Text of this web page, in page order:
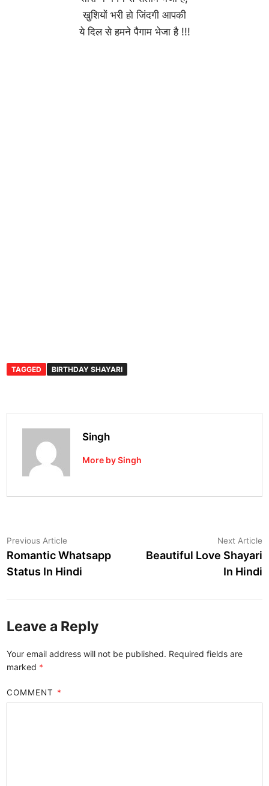
खुशियों भरी हो जिंदगी आपकी
ये दिल से हमने पैगाम भेजा है !!!
TAGGED BIRTHDAY SHAYARI
Singh
More by Singh
Post
navigation
Previous Article
article:
Romantic Whatsapp
Status In Hindi
Next Article
Beautiful Love Shayari
In Hindi
Leave a Reply
Your email address will not be published. Required fields are
marked *
COMMENT *